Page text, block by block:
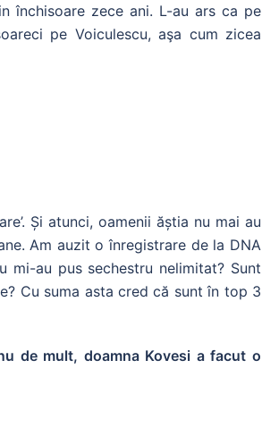
închisoare zece ani. L-au ars ca pe
pe Voiculescu, aşa cum zicea
Și atunci, oamenii ăștia nu mai au
Am auzit o înregistrare de la DNA
mi-au pus sechestru nelimitat? Sunt
Cu suma asta cred că sunt în top 3
de mult, doamna Kovesi a facut o